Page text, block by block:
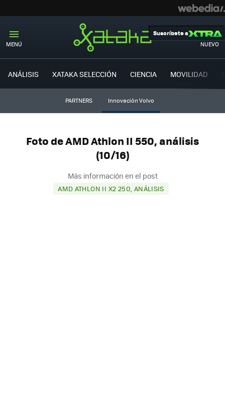
MENÚ NUEVO
Suscríbete a
ANÁLISIS XATAKA SELECCIÓN CIENCIA MOVILIDAD
PARTNERS Innovación Volvo
Foto de AMD Athlon II 550, análisis
(10/16)
Más información en el post
AMD ATHLON II X2 250, ANÁLISIS